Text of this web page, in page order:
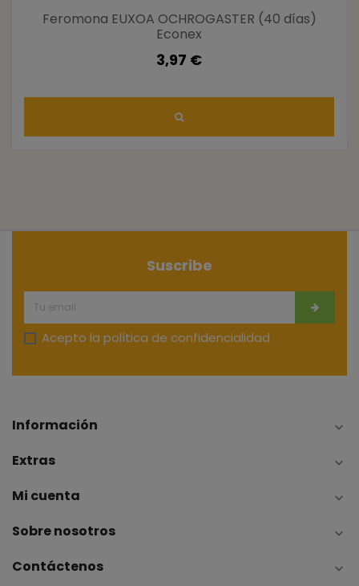
Feromona EUXOA OCHROGASTER (40 días)
Econex
3,97 €
Suscribe
Acepto la política de confidencialidad
Información 
Extras 
Mi cuenta 
Sobre nosotros 
Contáctenos 